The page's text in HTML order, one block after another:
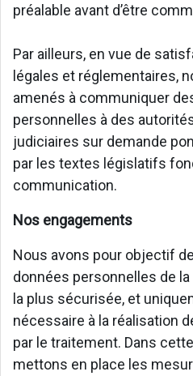
préalable avant d’être
Par ailleurs, en vue de
légales et réglementaires,
amenés à communiquer
personnelles à des
judiciaires sur demande
par les textes législatifs
communication.
Nos engagements
Nous avons pour objectif
données personnelles de
la plus sécurisée, et
nécessaire à la réalisation
par le traitement. Dans
mettons en place les